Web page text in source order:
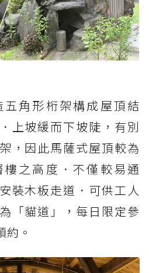
角形桁架構成屋頂結
上坡緩而下坡陡，有別
，因此馬薩式屋頂較為
之高度．不僅較易通
裝木板走道．可供工人
「貓道」，每日限定參
。